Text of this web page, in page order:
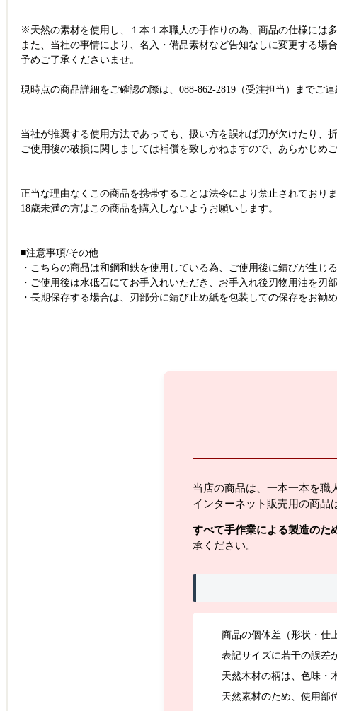
※天然の素材を使用し、１本１本職人の手作りの為、商品の仕様には多
また、当社の事情により、名入・備品素材など告知なしに変更する場合
予めご了承くださいませ。
現時点の商品詳細をご確認の際は、088-862-2819（受注担当）までご連
当社が推奨する使用方法であっても、扱い方を誤れば刃が欠けたり、
ご使用後の破損に関しましては補償を致しかねますので、あらかじめ
正当な理由なくこの商品を携帯することは法令により禁止されておりま
18歳未満の方はこの商品を購入しないようお願いします。
■注意事項/その他
・こちらの商品は和鋼和鉄を使用している為、ご使用後に錆びが生じ
・ご使用後は水砥石にてお手入れいただき、お手入れ後刃物用油を刃
・長期保存する場合は、刃部分に錆び止め紙を包装しての保存をお勧め
当店の商品は、一本一本を職
インターネット販売用の商品
すべて手作業による製造のた
承ください。
商品の個体差（形状・仕
表記サイズに若干の誤差
天然木材の柄は、色味・
天然素材のため、使用部